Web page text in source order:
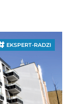
EKSPERT-RADZI